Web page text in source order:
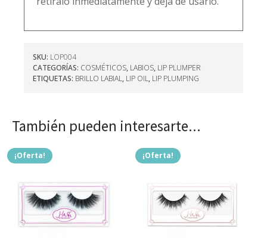
SKU: LOP004
CATEGORÍAS: COSMÉTICOS, LABIOS, LIP PLUMPER
ETIQUETAS: BRILLO LABIAL, LIP OIL, LIP PLUMPING
También pueden interesarte...
¡Oferta! ¡Oferta!